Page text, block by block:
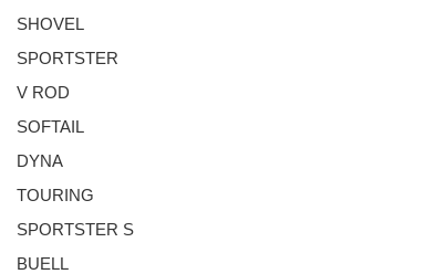
SHOVEL
SPORTSTER
V ROD
SOFTAIL
DYNA
TOURING
SPORTSTER S
BUELL